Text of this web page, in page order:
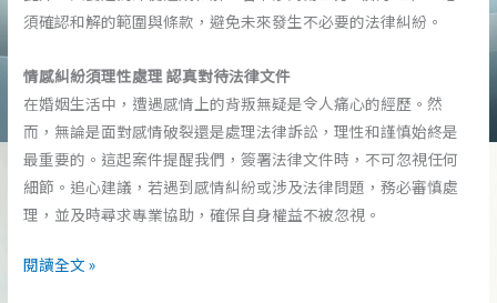
須確認和解的範圍與條款，避免未來發生不必要的法律糾紛。
情感糾紛須理性處理 認真對待法律文件
在婚姻生活中，遭遇感情上的背叛無疑是令人痛心的經歷。然
而，無論是面對感情破裂還是處理法律訴訟，理性和謹慎始終是
最重要的。這起案件提醒我們，簽署法律文件時，不可忽視任何
細節。追心建議，若遇到感情糾紛或涉及法律問題，務必審慎處
理，並及時尋求專業協助，確保自身權益不被忽視。
小
閱讀全文 »